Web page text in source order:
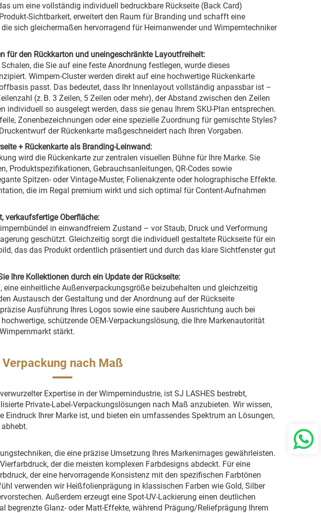
um eine vollständig individuell bedruckbare Rückseite (Back Card)
Sichtbarkeit, erweitert den Raum für Branding und schafft eine
sich gleichermaßen hervorragend für Heimanwender und Wimperntechniker
für den Rückkarton und uneingeschränkte Layoutfreiheit:
die Sie auf eine feste Anordnung festlegen, wurde dieses
Wimpern-Cluster werden direkt auf eine hochwertige Rückenkarte
passt. Das bedeutet, dass Ihr Innenlayout vollständig anpassbar ist –
(z. B. 3 Zeilen, 5 Zeilen oder mehr), der Abstand zwischen den Zeilen
individuell so ausgelegt werden, dass sie genau Ihrem SKU-Plan entsprechen.
Zonenbezeichnungen oder eine spezielle Zuordnung für gemischte Styles?
der Rückenkarte maßgeschneidert nach Ihren Vorgaben.
+ Rückenkarte als Branding-Leinwand:
wird die Rückenkarte zur zentralen visuellen Bühne für Ihre Marke. Sie
Produktspezifikationen, Gebrauchsanleitungen, QR-Codes sowie
Spitzen- oder Vintage-Muster, Folienakzente oder holographische Effekte.
die im Regal premium wirkt und sich optimal für Content-Aufnahmen
verkaufsfertige Oberfläche:
in einwandfreiem Zustand – vor Staub, Druck und Verformung
geschützt. Gleichzeitig sorgt die individuell gestaltete Rückseite für ein
das das Produkt ordentlich präsentiert und durch das klare Sichtfenster gut
Ihre Kollektionen durch ein Update der Rückseite:
eine einheitliche Außenverpackungsgröße beizubehalten und gleichzeitig
Austausch der Gestaltung und der Anordnung auf der Rückseite
Ausführung Ihres Logos sowie eine saubere Ausrichtung auch bei
schützende OEM-Verpackungslösung, die Ihre Markenautorität
stärkt.
Verpackung nach Maß
Expertise in der Wimpernindustrie, ist SJ LASHES bestrebt,
Private-Label-Verpackungslösungen nach Maß anzubieten. Wir wissen,
Eindruck Ihrer Marke ist, und bieten ein umfassendes Spektrum an Lösungen,
die eine präzise Umsetzung Ihres Markenimages gewährleisten.
der die meisten komplexen Farbdesigns abdeckt. Für eine
der eine hervorragende Konsistenz mit den spezifischen Farbtönen
verwenden wir Heißfolienprägung in klassischen Farben wie Gold, Silber
Außerdem erzeugt eine Spot-UV-Lackierung einen deutlichen
begrenzte Glanz- oder Matt-Effekte, während Prägung/Reliefprägung Ihrem